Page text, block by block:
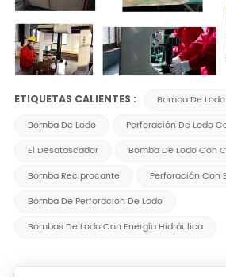
ETIQUETAS CALIENTES :
Bomba De Lodo
Bomba De Lodo
Perforación De Lodo
El Desatascador
Bomba De Lodo Con
Bomba Reciprocante
Perforación Con
Bomba De Perforación De Lodo
Bombas De Lodo Con Energía Hidráulica